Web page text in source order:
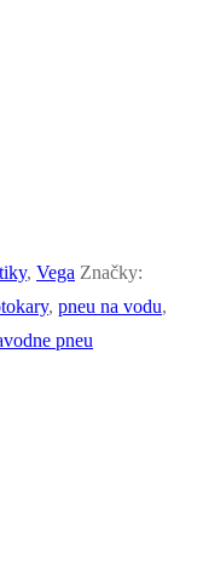
, Vega Značky:
, pneu na vodu,
pneu